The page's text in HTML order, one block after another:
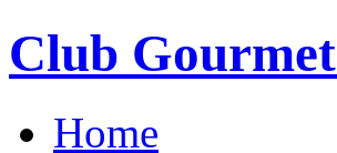
Club
Home